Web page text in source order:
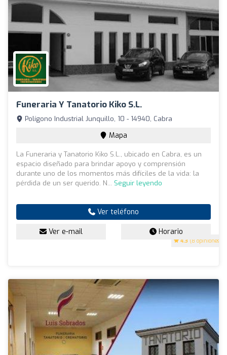
Funeraria Y Tanatorio Kiko S.L.
4.3 (8 opiniones)
Polígono Industrial Junquillo, 10 - 14940, Cabra
Mapa
La Funeraria y Tanatorio Kiko S.L., ubicado en Cabra, es un
espacio diseñado para brindar apoyo y comprensión
durante uno de los momentos más difíciles de la vida: la
pérdida de un ser querido. N... Seguir leyendo
Ver teléfono
Ver e-mail Horario